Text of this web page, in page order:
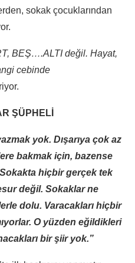
sokak çocuklarından
BEŞ….ALTI değil. Hayat,
cebinde
ŞÜPHELİ
yok. Dışarıya çok az
bakmak için, bazense
hiçbir gerçek tek
değil. Sokaklar ne
dolu. Varacakları hiçbir
O yüzden eğildikleri
bir şiir yok.”